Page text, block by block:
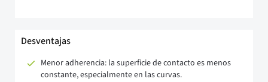
Desventajas
Menor adherencia: la superficie de contacto es menos
constante, especialmente en las curvas.